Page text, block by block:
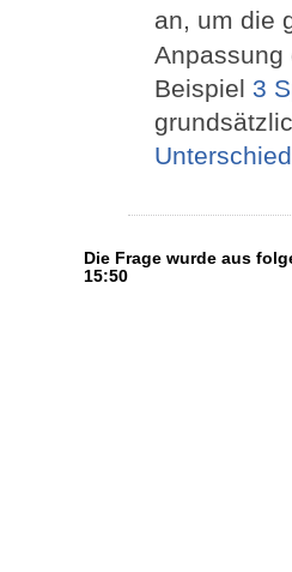
an, um die
Anpassung
Beispiel 3
Die Frage wurde aus
15:50